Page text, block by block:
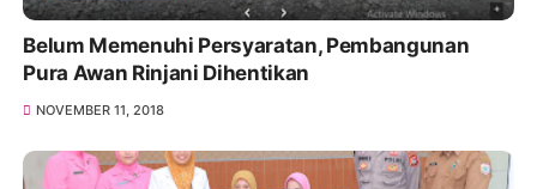
Belum Memenuhi Persyaratan, Pembangunan
Pura Awan Rinjani Dihentikan
NOVEMBER 11, 2018